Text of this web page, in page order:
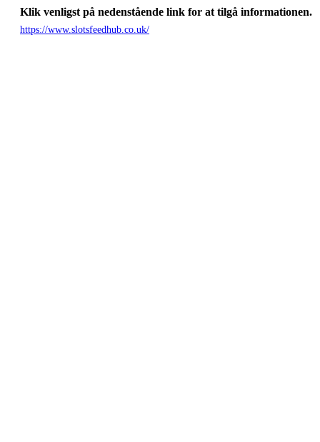
Klik venligst på nedenstående link for at tilgå informationen.
https://www.slotsfeedhub.co.uk/